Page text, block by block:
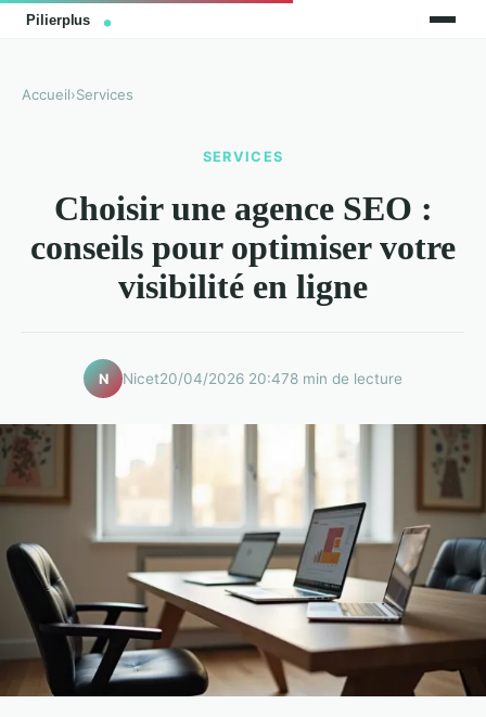
Accueil›Services
SERVICES
Choisir une agence SEO :
conseils pour optimiser votre
visibilité en ligne
N Nicet20/04/2026 20:478 min de lecture